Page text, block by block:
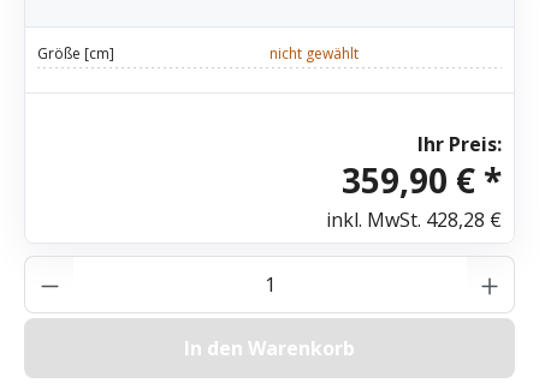
Größe [cm] nicht gewählt
Ihr Preis:
359,90 € *
inkl. MwSt. 428,28 €
Produkt Anzahl: Gib den gewünschten
In den Warenkorb